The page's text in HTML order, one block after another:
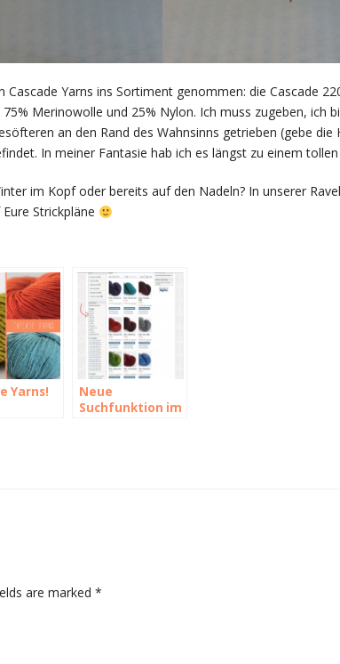
Yarns ins Sortiment genommen: die Cascade
Merinowolle und 25% Nylon. Ich muss zugeben, ich
an den Rand des Wahnsinns getrieben (gebe
In meiner Fantasie hab ich es längst zu einem
im Kopf oder bereits auf den Nadeln? In unserer
Strickpläne
Yarns!
Neue
Suchfunktion im
are marked *